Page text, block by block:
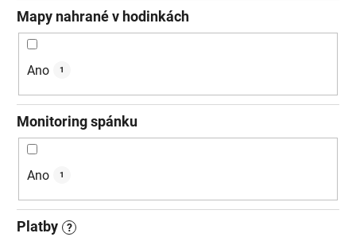
Mapy nahrané v hodinkách
Ano 1
Monitoring spánku
Ano 1
Platby ?